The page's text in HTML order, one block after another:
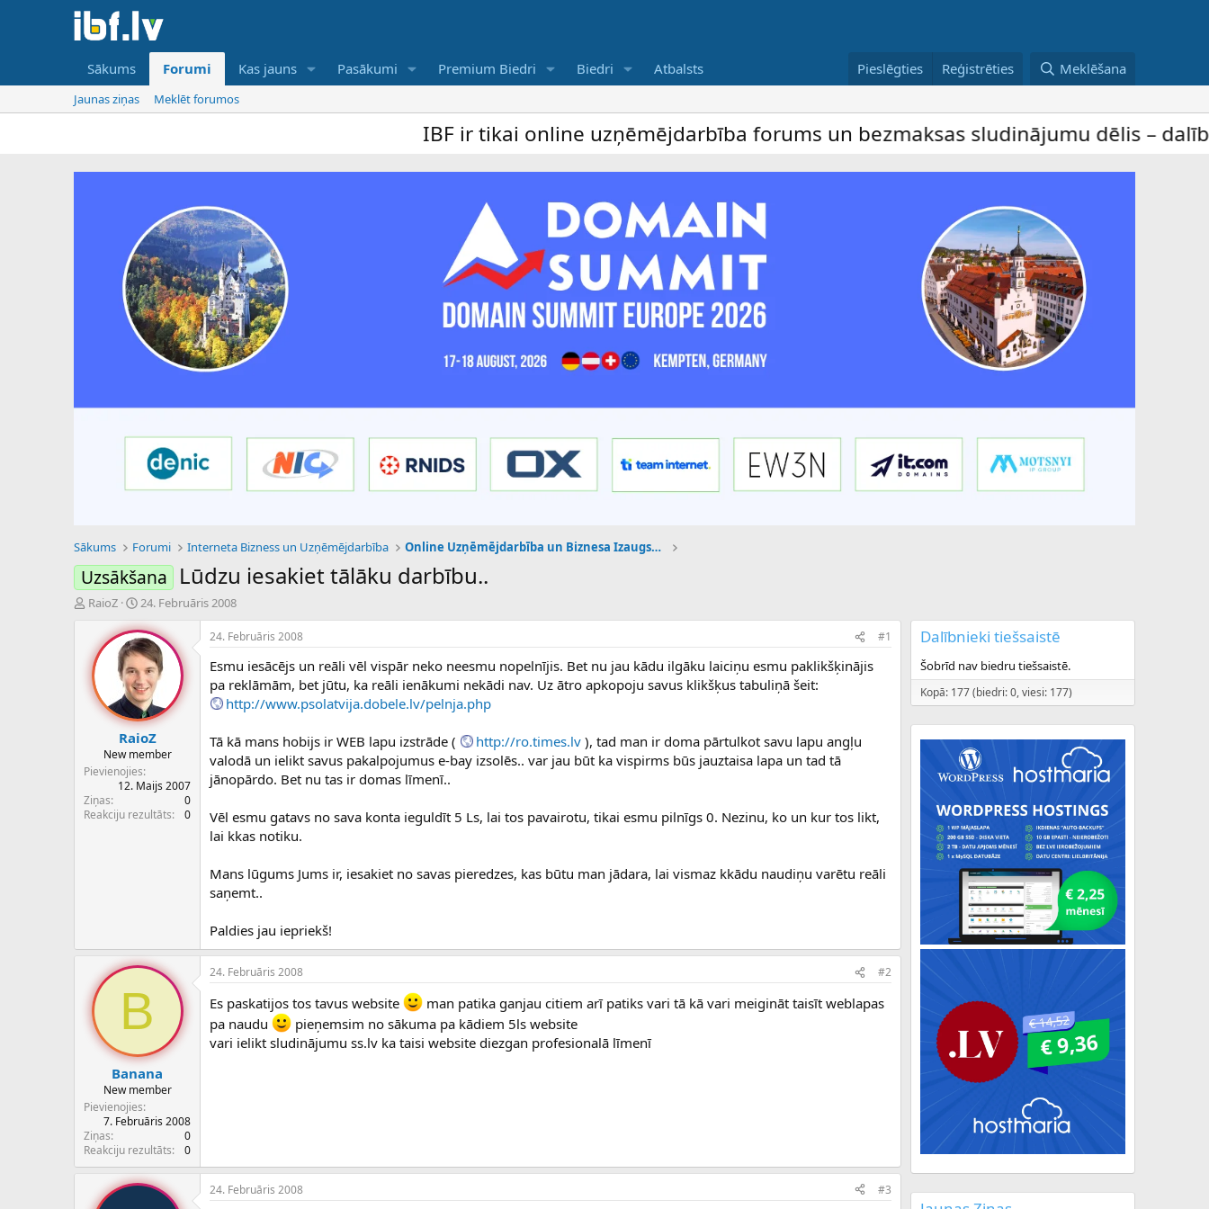
Sākums Forumi Kas jauns Pasākumi Premium Biedri Biedri Atbalsts Pieslēgties Reģistrēties Meklēšana
Jaunas ziņas Meklēt forumos
IBF ir tikai online uzņēmējdarbība forums un bezmaksas sludinājumu dēlis – dalība ir bez
Sākums Forumi Interneta Bizness un Uzņēmējdarbība Online Uzņēmējdarbība un Biznesa Izaugsme
Uzsākšana Lūdzu iesakiet tālāku darbību..
P
e
d
e
z
s
ā
c
RaioZ
S
k
u
m
a
d
a
t
u
m
s
24. Februāris 2008
RaioZ
New member
Pievienojies
12. Maijs 2007
Ziņas
0
Reakciju rezultāts
0
24. Februāris 2008 #1
Esmu iesācējs un reāli vēl vispār neko neesmu nopelnījis. Bet nu jau kādu ilgāku laiciņu esmu paklikšķinājis
pa reklāmām, bet jūtu, ka reāli ienākumi nekādi nav. Uz ātro apkopoju savus klikšķus tabuliņā šeit:
http://www.psolatvija.dobele.lv/pelnja.php
Tā kā mans hobijs ir WEB lapu izstrāde ( http://ro.times.lv ), tad man ir doma pārtulkot savu lapu angļu
valodā un ielikt savus pakalpojumus e-bay izsolēs.. var jau būt ka vispirms būs jauztaisa lapa un tad tā
jānopārdo. Bet nu tas ir domas līmenī..
Vēl esmu gatavs no sava konta ieguldīt 5 Ls, lai tos pavairotu, tikai esmu pilnīgs 0. Nezinu, ko un kur tos likt,
lai kkas notiku.
Mans lūgums Jums ir, iesakiet no savas pieredzes, kas būtu man jādara, lai vismaz kkādu naudiņu varētu reāli
saņemt..
Paldies jau iepriekš!
B
Banana
New member
Pievienojies
7. Februāris 2008
Ziņas
0
Reakciju rezultāts
0
24. Februāris 2008 #2
Es paskatijos tos tavus website
man patika ganjau citiem arī patiks vari tā kā vari meigināt taisīt weblapas
pa naudu
pieņemsim no sākuma pa kādiem 5ls website
vari ielikt sludinājumu ss.lv ka taisi website diezgan profesionalā līmenī
24. Februāris 2008 #3
Dalībnieki tiešsaistē
Šobrīd nav biedru tiešsaistē.
Kopā: 177 (biedri: 0, viesi: 177)